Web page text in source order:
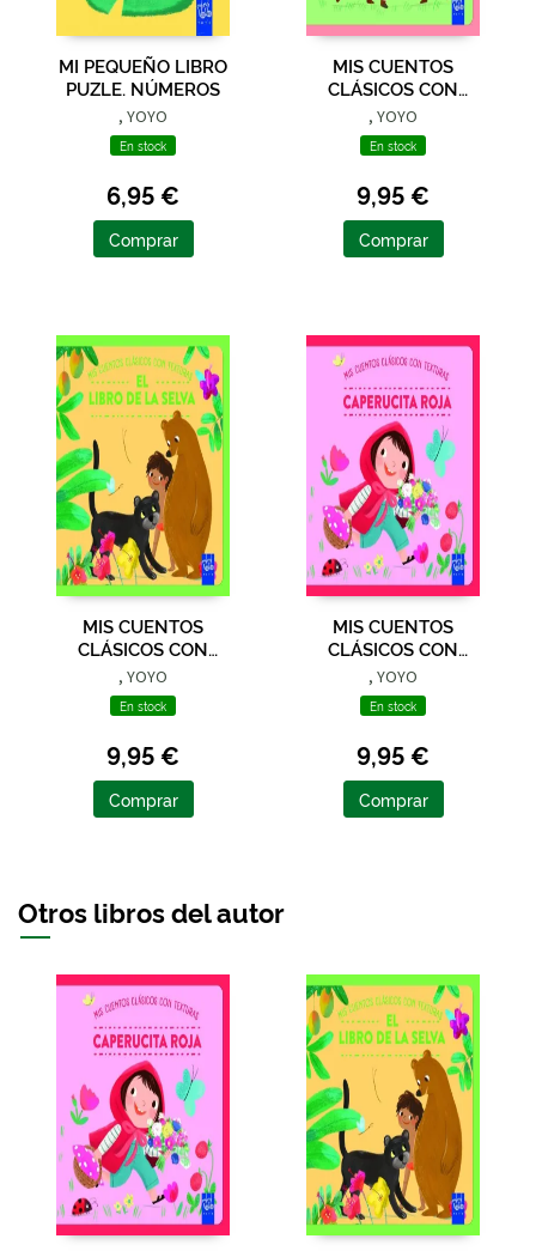
MI PEQUEÑO LIBRO
PUZLE. NÚMEROS
, YOYO
En stock
6,95 €
Comprar
MIS CUENTOS
CLÁSICOS CON
TEXTURAS. LOS TRES
CERDITOS
, YOYO
En stock
9,95 €
Comprar
MIS CUENTOS
CLÁSICOS CON
TEXTURAS. EL LIBRO
DE LA SELVA
, YOYO
En stock
9,95 €
Comprar
MIS CUENTOS
CLÁSICOS CON
TEXTURAS.
CAPERUCITA ROJA
, YOYO
En stock
9,95 €
Comprar
Otros libros del autor